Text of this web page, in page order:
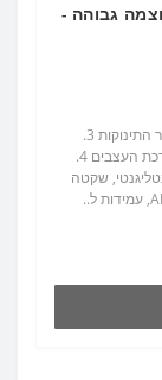
גבוהה -
1. חומר: ABS 2. בטוח ולא קרנה, מתאים לשימוש בחדר התינוקות 3.
המשך לעורר ולהפריע למערכת שמיעת העכברים ולמערכת העצבים 4.
המרת תדר אינטליגנטי, שקטה